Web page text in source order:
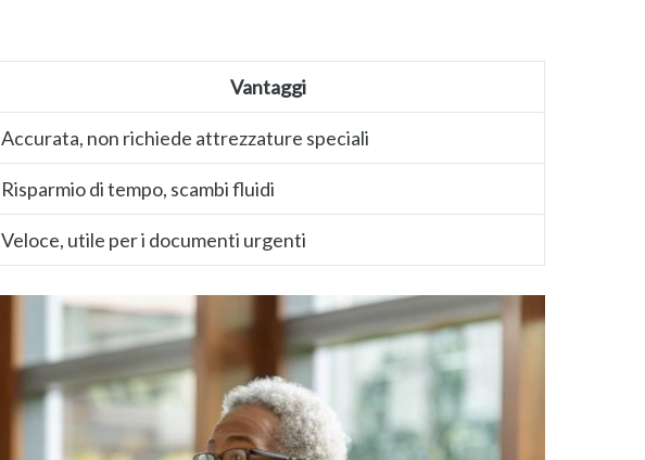
Vantaggi
Accurata, non richiede attrezzature speciali
Risparmio di tempo, scambi fluidi
Veloce, utile per i documenti urgenti